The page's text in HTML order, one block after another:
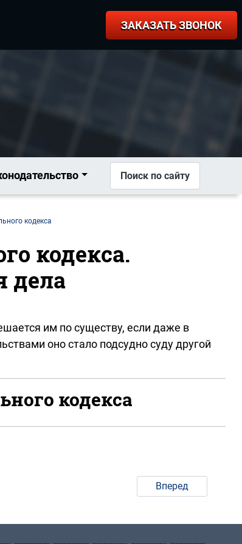
ЗАКАЗАТЬ ЗВОНОК
Поиск по сайту
кодекса
кодекса.
дела
им по существу, если даже в
оно стало подсудно суду другой
кодекса
Вперед